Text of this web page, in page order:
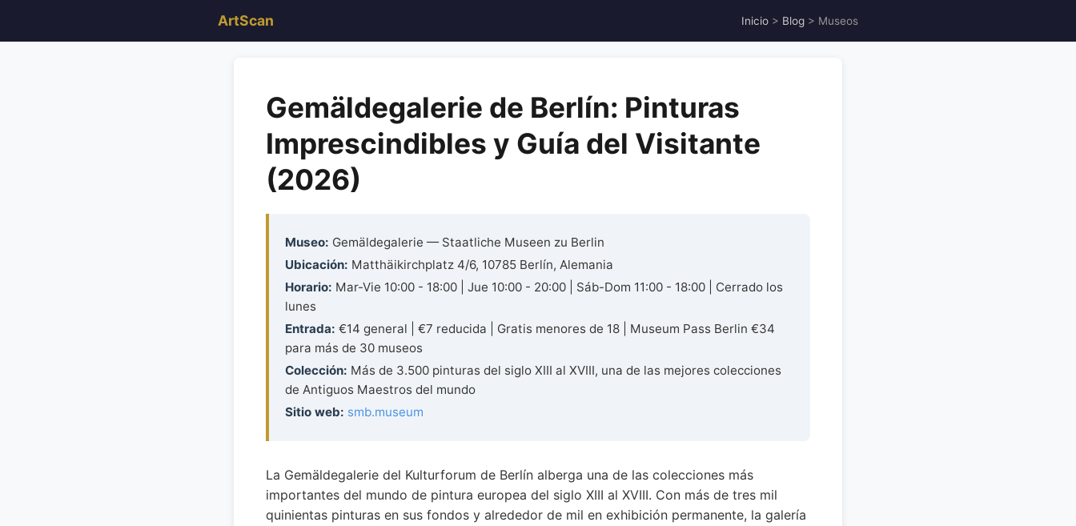
ArtScan Inicio > Blog > Museos
Gemäldegalerie de Berlín: Pinturas
Imprescindibles y Guía del Visitante
(2026)
Museo: Gemäldegalerie — Staatliche Museen zu Berlin
Ubicación: Matthäikirchplatz 4/6, 10785 Berlín, Alemania
Horario: Mar-Vie 10:00 - 18:00 | Jue 10:00 - 20:00 | Sáb-Dom 11:00 - 18:00 | Cerrado los
lunes
Entrada: €14 general | €7 reducida | Gratis menores de 18 | Museum Pass Berlin €34
para más de 30 museos
Colección: Más de 3.500 pinturas del siglo XIII al XVIII, una de las mejores colecciones
de Antiguos Maestros del mundo
Sitio web: smb.museum
La Gemäldegalerie del Kulturforum de Berlín alberga una de las colecciones más
importantes del mundo de pintura europea del siglo XIII al XVIII. Con más de tres mil
quinientas pinturas en sus fondos y alrededor de mil en exhibición permanente, la galería